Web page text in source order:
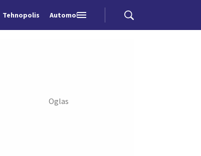
Tehnopolis Automobili